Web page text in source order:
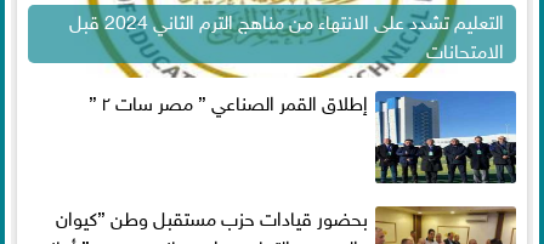
التعليم تشدد على الانتهاء من مناهج الترم الثاني 2024 قبل
الامتحانات
إطلاق القمر الصناعي ” مصر سات ٢ ”
بحضور قيادات حزب مستقبل وطن ”كيوان